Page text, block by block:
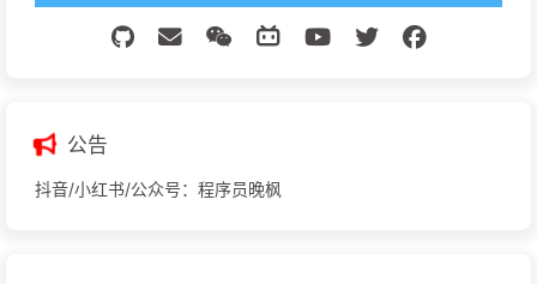
公告
抖音/小红书/公众号：程序员晚枫